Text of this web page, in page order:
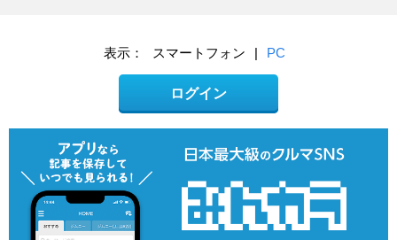
表示： スマートフォン | PC
ログイン